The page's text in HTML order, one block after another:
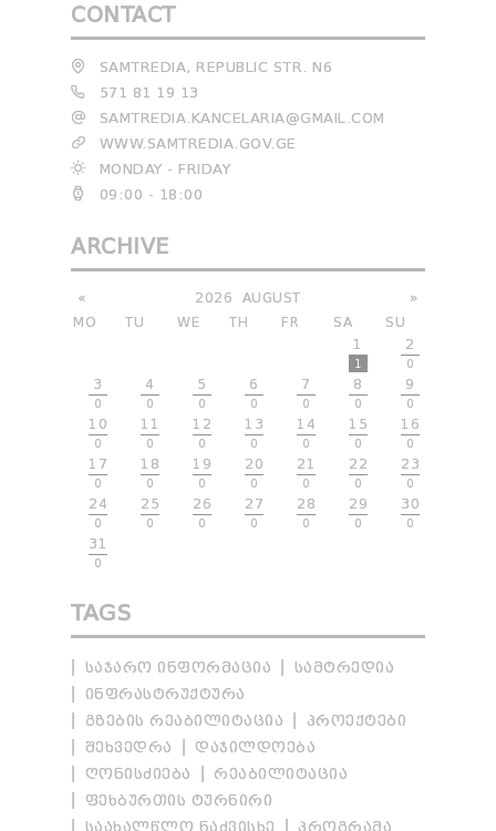
CONTACT
SAMTREDIA, REPUBLIC STR. N6
571 81 19 13
SAMTREDIA.KANCELARIA@GMAIL.COM
WWW.SAMTREDIA.GOV.GE
MONDAY - FRIDAY
09:00 - 18:00
ARCHIVE
« »
2026
AUGUST
MO
TU WE TH FR SA
SU
1
1
2
0
3
0
4
0
5
0
6
0
7
0
8
0
9
0
10
0
11
0
12
0
13
0
14
0
15
0
16
0
17
0
18
0
19
0
20
0
21
0
22
0
23
0
24
0
25
0
26
0
27
0
28
0
29
0
30
0
31
0
TAGS
ᲡᲐᲯᲐᲠᲝ ᲘᲜᲤᲝᲠᲛᲐᲪᲘᲐ
ᲡᲐᲛᲢᲠᲔᲓᲘᲐ
ᲘᲜᲤᲠᲐᲡᲢᲠᲣᲥᲢᲣᲠᲐ
ᲒᲖᲔᲑᲘᲡ ᲠᲔᲐᲑᲘᲚᲘᲢᲐᲪᲘᲐ
ᲞᲠᲝᲔᲥᲢᲔᲑᲘ
ᲨᲔᲮᲕᲔᲓᲠᲐ
ᲓᲐᲯᲘᲚᲓᲝᲔᲑᲐ
ᲦᲝᲜᲘᲡᲫᲘᲔᲑᲐ
ᲠᲔᲐᲑᲘᲚᲘᲢᲐᲪᲘᲐ
ᲤᲔᲮᲑᲣᲠᲗᲘᲡ ᲢᲣᲠᲜᲘᲠᲘ
ᲡᲐᲐᲮᲐᲚᲬᲚᲝ ᲜᲐᲫᲕᲘᲡᲮᲔ
ᲞᲠᲝᲒᲠᲐᲛᲐ